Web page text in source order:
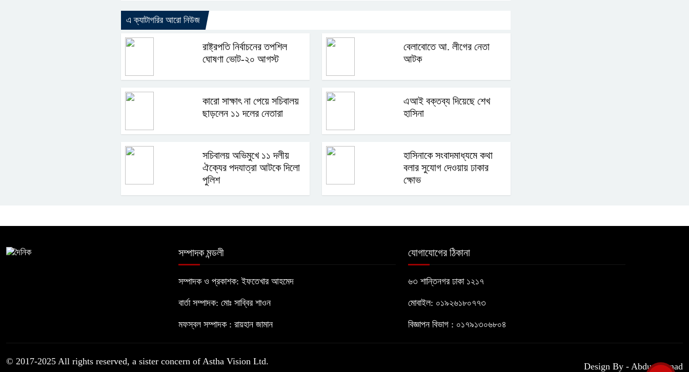
এ ক্যাটাগরির আরো নিউজ
রাষ্ট্রপতি নির্বাচনের তপশিল
ঘোষণা ভোট-২০ আগস্ট
বেলাবোতে আ. লীগের নেতা
আটক
কারো সাক্ষাৎ না পেয়ে সচিবালয়
ছাড়লেন ১১ দলের নেতারা
এআই বক্তব্য দিয়েছে শেখ
হাসিনা
সচিবালয় অভিমুখে ১১ দলীয়
ঐক্যের পদযাত্রা আটকে দিলো
পুলিশ
হাসিনাকে সংবাদমাধ্যমে কথা
বলার সুযোগ দেওয়ায় ঢাকার
ক্ষোভ
সম্পাদক মন্ডলী
সম্পাদক ও প্রকাশক: ইফতেখার আহমেদ
বার্তা সম্পাদক: মোঃ সাব্বির শাওন
মফস্বল সম্পাদক : রায়হান জামান
যোগাযোগের ঠিকানা
৬৩ শান্তিনগর ঢাকা ১২১৭
মোবাইল: ০১৯২৬১৮০৭৭৩
বিজ্ঞাপন বিভাগ : ০১৭৯১৩০৬৮০৪
© 2017-2025 All rights reserved, a sister concern of Astha Vision Ltd. Design By - Abdus Samad